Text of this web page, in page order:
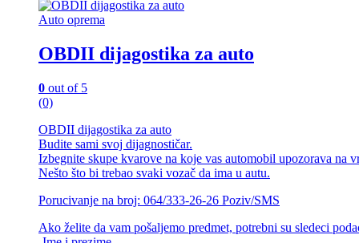
Opcije
mogu
izabrane
na
stranici
proizvoda.
Auto oprema
OBDII dijagostika za auto
0 out of 5
(0)
OBDII dijagostika za auto
Budite sami svoj dijagnostičar.
Izbegnite skupe kvarove na koje vas automobil upozorava na
Nešto što bi trebao svaki vozač da ima u autu.
Porucivanje na broj: 064/333-26-26 Poziv/SMS
Ako želite da vam pošaljemo predmet, potrebni su sledeci